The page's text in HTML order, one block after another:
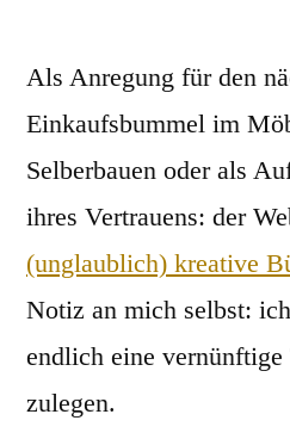
Als Anregung für den
Einkaufsbummel im
Selberbauen oder als
ihres Vertrauens: der
(unglaublich) kreative
Notiz an mich selbst:
endlich eine vernünftige
zulegen.